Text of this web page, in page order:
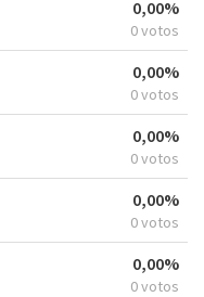
0,00%
0 votos
0,00%
0 votos
0,00%
0 votos
0,00%
0 votos
0,00%
0 votos